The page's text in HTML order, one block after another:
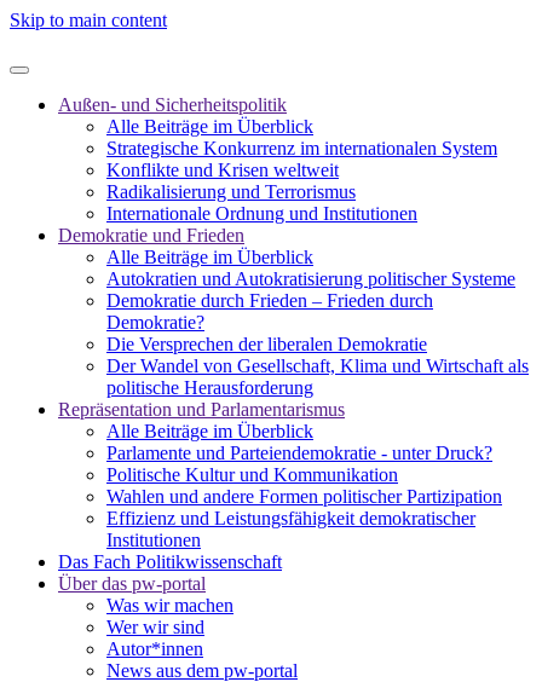
Skip to main content
Außen- und Sicherheitspolitik
Alle Beiträge im Überblick
Strategische Konkurrenz im internationalen System
Konflikte und Krisen weltweit
Radikalisierung und Terrorismus
Internationale Ordnung und Institutionen
Demokratie und Frieden
Alle Beiträge im Überblick
Autokratien und Autokratisierung politischer Systeme
Demokratie durch Frieden – Frieden durch
Demokratie?
Die Versprechen der liberalen Demokratie
Der Wandel von Gesellschaft, Klima und Wirtschaft als
politische Herausforderung
Repräsentation und Parlamentarismus
Alle Beiträge im Überblick
Parlamente und Parteiendemokratie - unter Druck?
Politische Kultur und Kommunikation
Wahlen und andere Formen politischer Partizipation
Effizienz und Leistungsfähigkeit demokratischer
Institutionen
Das Fach Politikwissenschaft
Über das pw-portal
Was wir machen
Wer wir sind
Autor*innen
News aus dem pw-portal